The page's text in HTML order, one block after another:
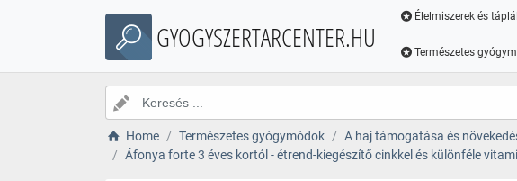
GYOGYSZERTARCENTER.HU
Élelmiszerek és
Természetes
Home Természetes gyógymódok A haj támogatása és
Áfonya forte 3 éves kortól - étrend-kiegészítő cinkkel és különféle